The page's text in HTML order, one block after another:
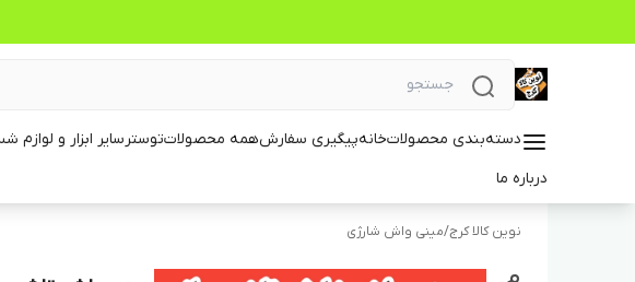
دسته‌بندی محصولاتخانهپیگیری سفارشهمه محصولاتتوسترسایر ابزار و
درباره ما
نوین کالا کرج/مینی واش شارژی